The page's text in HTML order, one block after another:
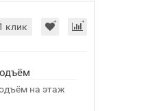
клик
на этаж